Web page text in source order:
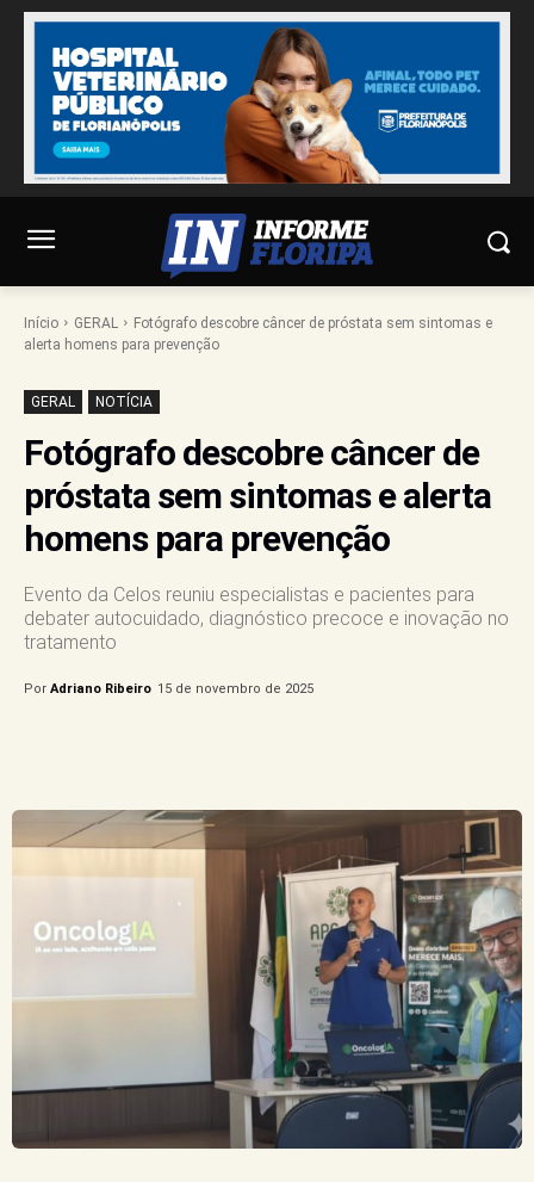
Início GERAL
Fotógrafo descobre câncer de próstata sem sintomas e
alerta homens para prevenção
GERAL NOTÍCIA
Fotógrafo descobre câncer de
próstata sem sintomas e alerta
homens para prevenção
Evento da Celos reuniu especialistas e pacientes para
debater autocuidado, diagnóstico precoce e inovação no
tratamento
Por Adriano Ribeiro 15 de novembro de 2025